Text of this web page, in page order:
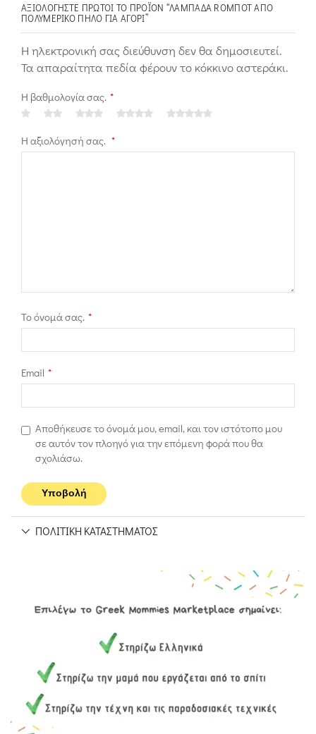
ΑΞΙΟΛΟΓΉΣΤΕ ΠΡΏΤΟΙ ΤΟ ΠΡΟΪΌΝ “ΛΑΜΠΆΔΑ RΟΜΠΌΤ ΑΠΌ
ΠΟΛΥΜΕΡΙΚΌ ΠΗΛΌ ΓΙΑ ΑΓΌΡΙ”
Η ηλεκτρονική σας διεύθυνση δεν θα δημοσιευτεί.
Τα απαραίτητα πεδία φέρουν το κόκκινο αστεράκι.
Η βαθμολογία σας. *
Η αξιολόγησή σας. *
Το όνομά σας. *
Email *
Αποθήκευσε το όνομά μου, email, και τον ιστότοπο μου
σε αυτόν τον πλοηγό για την επόμενη φορά που θα
σχολιάσω.
ΠΟΛΙΤΙΚΉ ΚΑΤΑΣΤΉΜΑΤΟΣ